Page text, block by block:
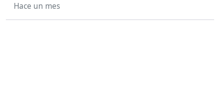
Hace un mes